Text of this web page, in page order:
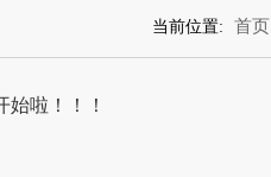
当前位置: 首页
始啦！！！